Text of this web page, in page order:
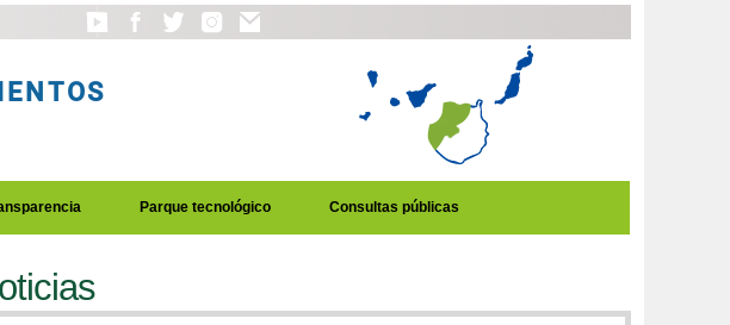
Parque tecnológico Consultas públicas